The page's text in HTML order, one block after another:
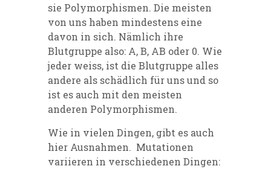
sie Polymorphismen. Die meisten
von uns haben mindestens eine
davon in sich. Nämlich ihre
Blutgruppe also: A, B, AB oder 0. Wie
jeder weiss, ist die Blutgruppe alles
andere als schädlich für uns und so
ist es auch mit den meisten
anderen Polymorphismen.
Wie in vielen Dingen, gibt es auch
hier Ausnahmen. Mutationen
variieren in verschiedenen Dingen: